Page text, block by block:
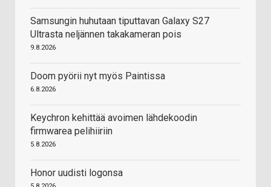
Samsungin huhutaan tiputtavan Galaxy S27
Ultrasta neljännen takakameran pois
9.8.2026
Doom pyörii nyt myös Paintissa
6.8.2026
Keychron kehittää avoimen lähdekoodin
firmwarea pelihiiriin
5.8.2026
Honor uudisti logonsa